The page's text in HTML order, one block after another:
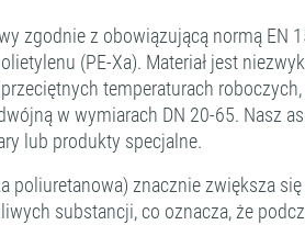
zgodnie z obowiązującą normą EN
(PE-Xa). Materiał jest
temperaturach
w wymiarach DN 20-65. Nasz
lub produkty specjalne.
znacznie zwiększa
substancji, co oznacza, że